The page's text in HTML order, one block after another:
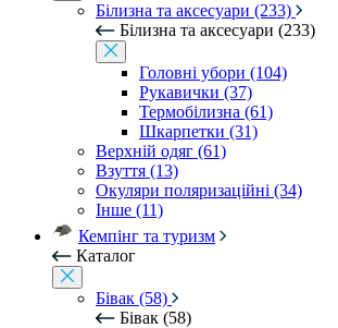
Білизна та аксесуари (233)
Білизна та аксесуари (233)
Головні убори (104)
Рукавички (37)
Термобілизна (61)
Шкарпетки (31)
Верхній одяг (61)
Взуття (13)
Окуляри поляризаційні (34)
Інше (11)
Кемпінг та туризм
Каталог
Бівак (58)
Бівак (58)